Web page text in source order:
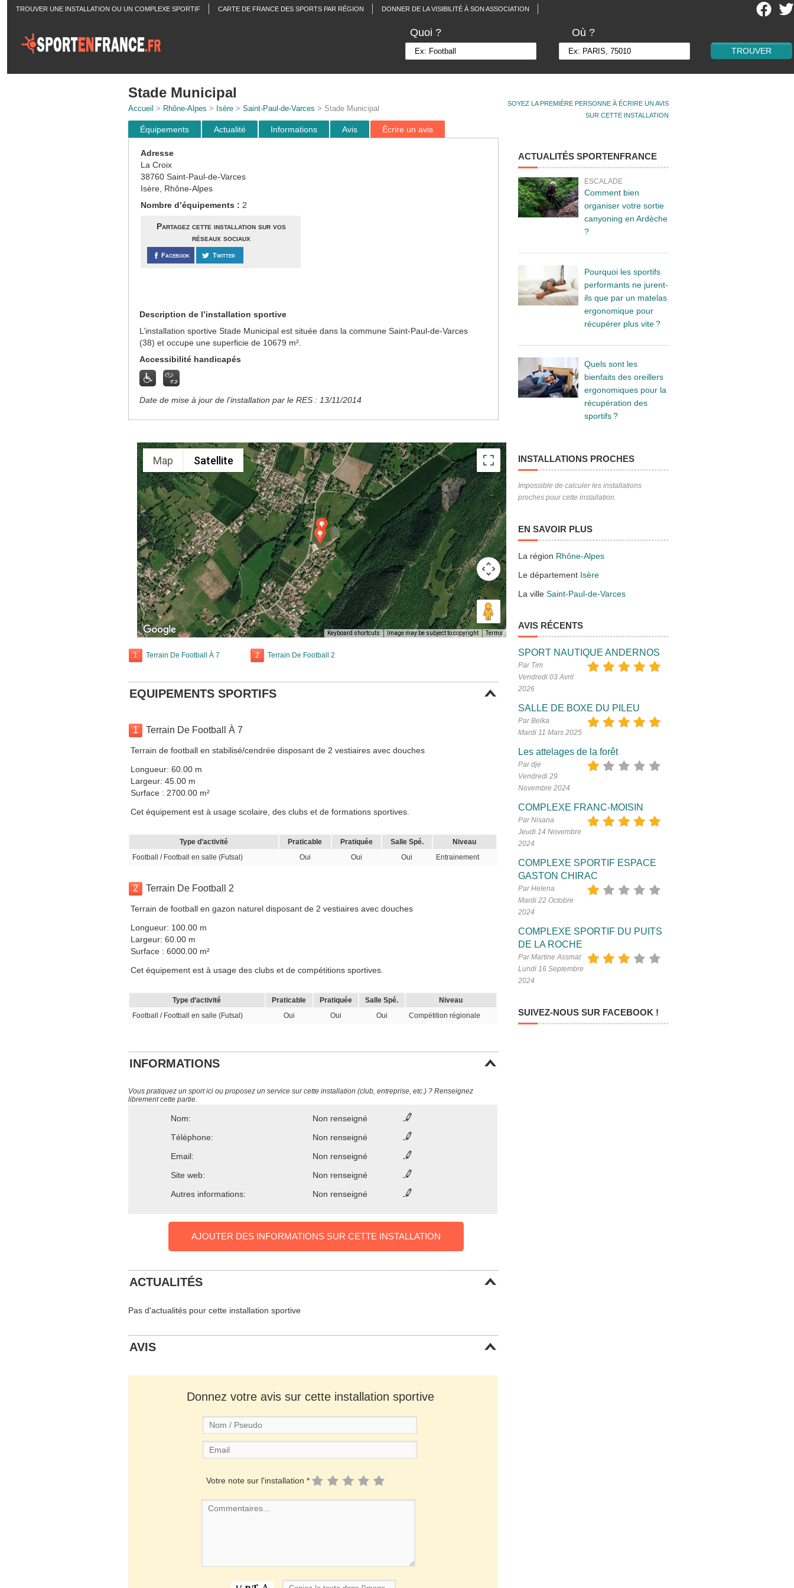
TROUVER UNE INSTALLATION OU UN COMPLEXE SPORTIF CARTE DE FRANCE DES SPORTS PAR RÉGION DONNER DE LA VISIBILITÉ À SON ASSOCIATION
Quoi ? Où ?
SOYEZ LA PREMIÈRE PERSONNE À ÉCRIRE UN AVIS
SUR CETTE INSTALLATION
Stade Municipal
Accueil > Rhône-Alpes > Isère> Saint-Paul-de-Varces > Stade Municipal
Équipements Actualité Informations Avis Écrire un avis
Adresse
La Croix
38760 Saint-Paul-de-Varces
Isère, Rhône-Alpes
Nombre d’équipements : 2
Partagez cette installation sur vos
réseaux sociaux
Facebook Twitter
Description de l’installation sportive
L’installation sportive Stade Municipal est située dans la commune Saint-Paul-de-Varces
(38) et occupe une superficie de 10679 m².
Accessibilité handicapés
Date de mise à jour de l’installation par le RES : 13/11/2014
Map Satellite
Keyboard shortcuts Image may be subject to copyright Terms
1 Terrain De Football À 7 2 Terrain De Football 2
EQUIPEMENTS SPORTIFS
1 Terrain De Football À 7
Terrain de football en stabilisé/cendrée disposant de 2 vestiaires avec douches
Longueur: 60.00 m
Largeur: 45.00 m
Surface : 2700.00 m²
Cet équipement est à usage scolaire, des clubs et de formations sportives.
Type d’activité Praticable Pratiquée Salle Spé.
Niveau
Football / Football en salle (Futsal)
Oui Oui Oui Entrainement
2 Terrain De Football 2
Terrain de football en gazon naturel disposant de 2 vestiaires avec douches
Longueur: 100.00 m
Largeur: 60.00 m
Surface : 6000.00 m²
Cet équipement est à usage des clubs et de compétitions sportives.
Type d’activité Praticable Pratiquée Salle Spé.
Niveau
Football / Football en salle (Futsal)
Oui Oui Oui Compétition régionale
INFORMATIONS
Vous pratiquez un sport ici ou proposez un service sur cette installation (club, entreprise, etc.) ? Renseignez
librement cette partie.
Nom:
Non renseigné
Téléphone:
Non renseigné
Email:
Non renseigné
Site web:
Non renseigné
Autres informations:
Non renseigné
AJOUTER DES INFORMATIONS SUR CETTE INSTALLATION
ACTUALITÉS
Pas d'actualités pour cette installation sportive
AVIS
Donnez votre avis sur cette installation sportive
Votre note sur l'installation *
ACTUALITÉS SPORTENFRANCE
ESCALADE
Comment bien
organiser votre sortie
canyoning en Ardèche
?
Pourquoi les sportifs
performants ne jurent-
ils que par un matelas
ergonomique pour
récupérer plus vite ?
Quels sont les
bienfaits des oreillers
ergonomiques pour la
récupération des
sportifs ?
INSTALLATIONS PROCHES
Impossible de calculer les installations
proches pour cette installation.
EN SAVOIR PLUS
La région Rhône-Alpes
Le département Isère
La ville Saint-Paul-de-Varces
AVIS RÉCENTS
SPORT NAUTIQUE ANDERNOS
Par Tim
Vendredi 03 Avril
2026
SALLE DE BOXE DU PILEU
Par Belka
Mardi 11 Mars 2025
Les attelages de la forêt
Par dje
Vendredi 29
Novembre 2024
COMPLEXE FRANC-MOISIN
Par Nisana
Jeudi 14 Novembre
2024
COMPLEXE SPORTIF ESPACE
GASTON CHIRAC
Par Helena
Mardi 22 Octobre
2024
COMPLEXE SPORTIF DU PUITS
DE LA ROCHE
Par Martine Assmat
Lundi 16 Septembre
2024
SUIVEZ-NOUS SUR FACEBOOK !